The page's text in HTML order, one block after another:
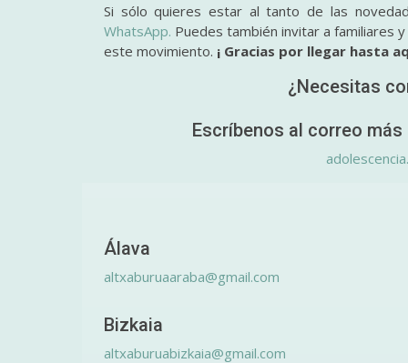
Si sólo quieres estar al tanto de las
WhatsApp. Puedes también invitar a familiares
este movimiento. ¡ Gracias por llegar hasta
¿Necesitas
Escríbenos al correo
Álava
altxaburuaaraba@gmail.com
Bizkaia
altxaburuabizkaia@gmail.com